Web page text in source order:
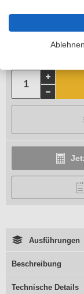
Breite
Ausführungen
Beschreibung
Technische Details
Ablehnen